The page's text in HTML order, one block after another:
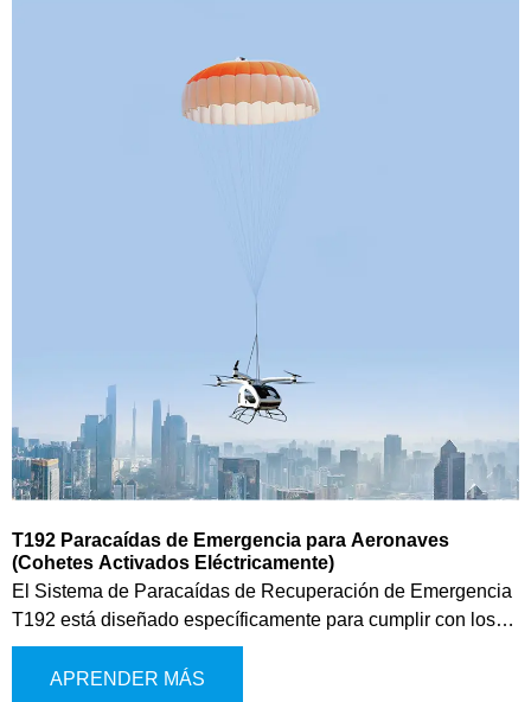
T192 Paracaídas de Emergencia para Aeronaves
(Cohetes Activados Eléctricamente)
El Sistema de Paracaídas de Recuperación de Emergencia
T192 está diseñado específicamente para cumplir con los
requisitos de seguridad de los eVTOL, multirrotores de baja
altitud y otras plataformas aéreas. Este sistema avanzado
APRENDER MÁS